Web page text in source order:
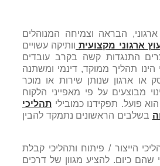
הבראה וצמיחה המנוהלים
ארגוני מקצועית וותיקה עשויים
התנגדות קשה בקרב עובדים
הינו תהליך ממוקד, דינמי ומשתנה
או ארגון שנותן שירות או מוכר
מבוצעים על פי מאפייני הלקוח
פועל. תפקידנו כמובילי תהליכי
בשלבים הראשונים נתמקד להבין
הייצור / פיתוח ותהליכי קבלת
שהם כיום. להציע מגוון של דרכים